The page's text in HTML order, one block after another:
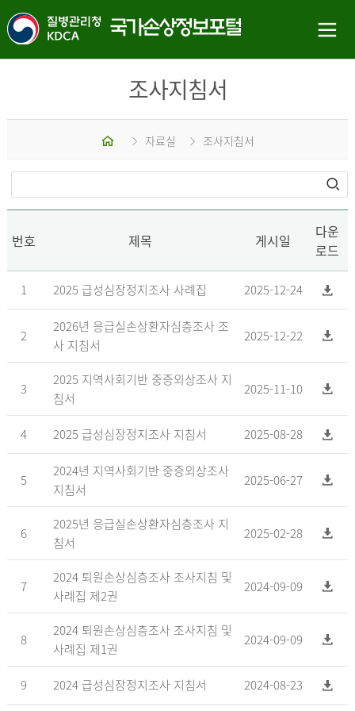
조사지침서
홈 자료실 조사지침서
번호 제목 게시일
다운
로드
1 2025 급성심장정지조사 사례집 2025-12-24
2
2026년 응급실손상환자심층조사 조
사 지침서
2025-12-22
3
2025 지역사회기반 중증외상조사 지
침서
2025-11-10
4 2025 급성심장정지조사 지침서 2025-08-28
5
2024년 지역사회기반 중증외상조사
지침서
2025-06-27
6
2025년 응급실손상환자심층조사 지
침서
2025-02-28
7
2024 퇴원손상심층조사 조사지침 및
사례집 제2권
2024-09-09
8
2024 퇴원손상심층조사 조사지침 및
사례집 제1권
2024-09-09
9 2024 급성심장정지조사 지침서 2024-08-23